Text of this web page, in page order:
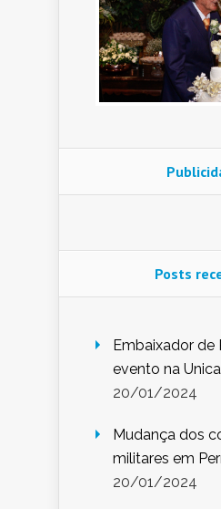
Posts
Embaixador de
evento na
20/01/2024
Mudança dos
militares em
20/01/2024